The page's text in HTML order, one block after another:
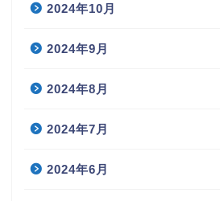
2024年10月
2024年9月
2024年8月
2024年7月
2024年6月